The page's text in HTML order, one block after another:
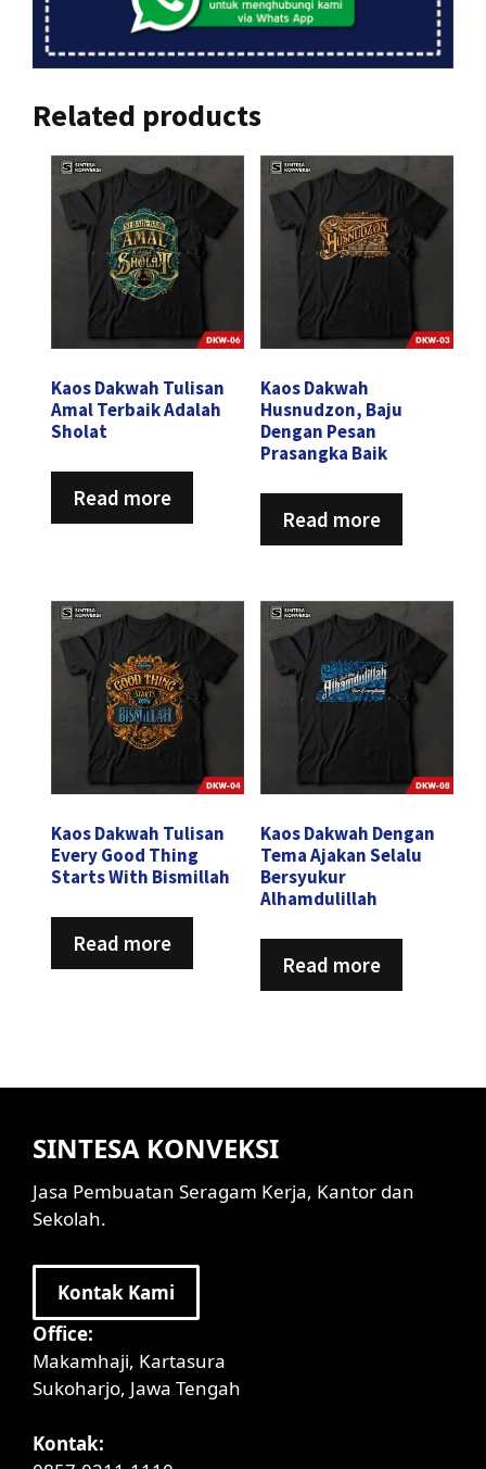
Related products
Kaos Dakwah Tulisan
Amal Terbaik Adalah
Sholat
Read more
Kaos Dakwah
Husnudzon, Baju
Dengan Pesan
Prasangka Baik
Read more
Kaos Dakwah Tulisan
Every Good Thing
Starts With Bismillah
Read more
Kaos Dakwah Dengan
Tema Ajakan Selalu
Bersyukur
Alhamdulillah
Read more
SINTESA KONVEKSI
Jasa Pembuatan Seragam Kerja, Kantor dan
Sekolah.
Kontak Kami
Office:
Makamhaji, Kartasura
Sukoharjo, Jawa Tengah
Kontak: